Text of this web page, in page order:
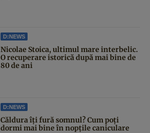
D:NEWS
Nicolae Stoica, ultimul mare interbelic.
O recuperare istorică după mai bine de
80 de ani
D:NEWS
Căldura îți fură somnul? Cum poți
dormi mai bine în nopțile caniculare